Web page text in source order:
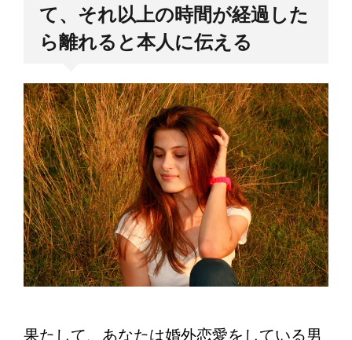
て、それ以上の時間が経過した
ら離れると本人に伝える
果たして、あなたは婚外恋愛をしている男